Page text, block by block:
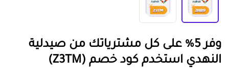
وفر 5% على كل مشترياتك من صيدلية
النهدي استخدم كود خصم (Z3TM)